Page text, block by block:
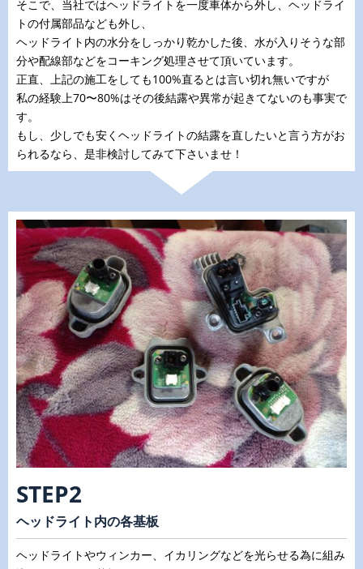
そこで、当社ではヘッドライトを一度車体から外し、ヘッドライ
トの付属部品なども外し、
ヘッドライト内の水分をしっかり乾かした後、水が入りそうな部
分や配線部などをコーキング処理させて頂いています。
正直、上記の施工をしても100%直るとは言い切れ無いですが
私の経験上70〜80%はその後結露や異常が起きてないのも事実で
す。
もし、少しでも安くヘッドライトの結露を直したいと言う方がお
られるなら、是非検討してみて下さいませ！
STEP2
ヘッドライト内の各基板
ヘッドライトやウィンカー、イカリングなどを光らせる為に組み